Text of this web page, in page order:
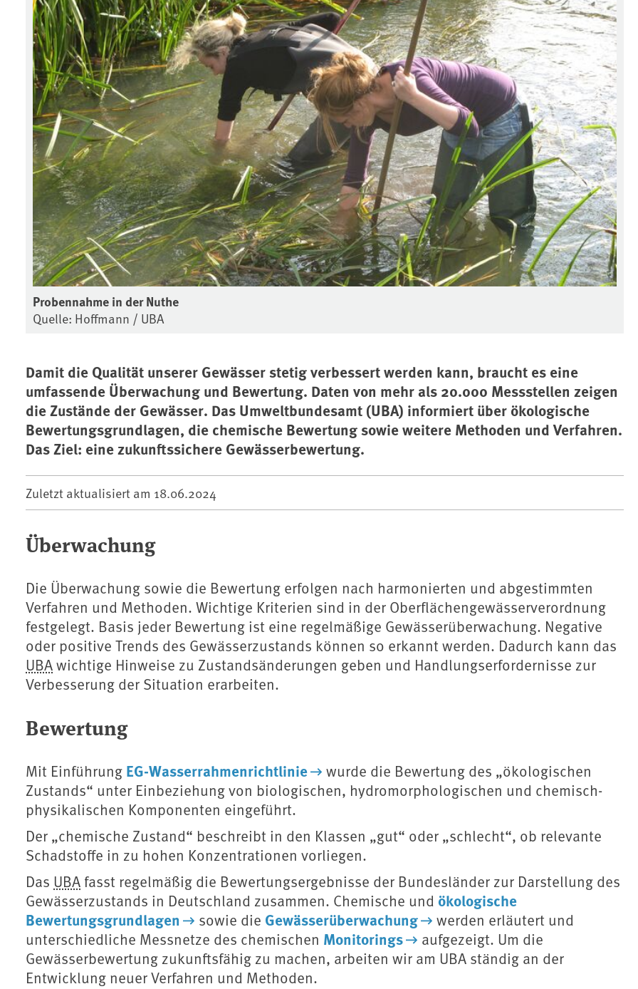
Probennahme in der Nuthe
Quelle: Hoffmann / UBA
Damit die Qualität unserer Gewässer stetig verbessert werden kann, braucht es eine
umfassende Überwachung und Bewertung. Daten von mehr als 20.000 Messstellen zeigen
die Zustände der Gewässer. Das Umweltbundesamt (UBA) informiert über ökologische
Bewertungsgrundlagen, die chemische Bewertung sowie weitere Methoden und Verfahren.
Das Ziel: eine zukunftssichere Gewässerbewertung.
Zuletzt aktualisiert am 18.06.2024
Überwachung
Die Überwachung sowie die Bewertung erfolgen nach harmonierten und abgestimmten
Verfahren und Methoden. Wichtige Kriterien sind in der Oberflächengewässerverordnung
festgelegt. Basis jeder Bewertung ist eine regelmäßige Gewässerüberwachung. Negative
oder positive Trends des Gewässerzustands können so erkannt werden. Dadurch kann das
UBAwichtige Hinweise zu Zustandsänderungen geben und Handlungserfordernisse zur
Verbesserung der Situation erarbeiten.
Bewertung
Mit Einführung EG-Wasserrahmenrichtlinie
wurde die Bewertung des „ökologischen
Zustands“ unter Einbeziehung von biologischen, hydromorphologischen und chemisch-
physikalischen Komponenten eingeführt.
Der „chemische Zustand“ beschreibt in den Klassen „gut“ oder „schlecht“, ob relevante
Schadstoffe in zu hohen Konzentrationen vorliegen.
Das UBA fasst regelmäßig die Bewertungsergebnisse der Bundesländer zur Darstellung des
Gewässerzustands in Deutschland zusammen. Chemische und ökologische
Bewertungsgrundlagen
sowie die Gewässerüberwachung
werden erläutert und
unterschiedliche Messnetze des chemischen Monitorings
aufgezeigt. Um die
Gewässerbewertung zukunftsfähig zu machen, arbeiten wir am UBA ständig an der
Entwicklung neuer Verfahren und Methoden.